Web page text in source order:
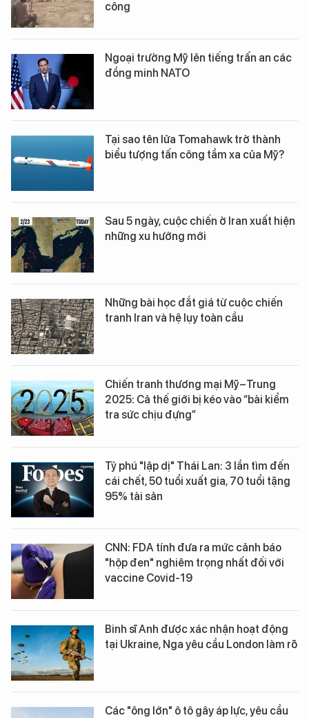
công
Ngoại trưởng Mỹ lên tiếng trấn an các
đồng minh NATO
Tại sao tên lửa Tomahawk trở thành
biểu tượng tấn công tầm xa của Mỹ?
Sau 5 ngày, cuộc chiến ở Iran xuất hiện
những xu hướng mới
Những bài học đắt giá từ cuộc chiến
tranh Iran và hệ lụy toàn cầu
Chiến tranh thương mại Mỹ–Trung
2025: Cả thế giới bị kéo vào “bài kiểm
tra sức chịu đựng”
Tỷ phú "lập dị" Thái Lan: 3 lần tìm đến
cái chết, 50 tuổi xuất gia, 70 tuổi tặng
95% tài sản
CNN: FDA tính đưa ra mức cảnh báo
"hộp đen" nghiêm trọng nhất đối với
vaccine Covid-19
Binh sĩ Anh được xác nhận hoạt động
tại Ukraine, Nga yêu cầu London làm rõ
Các "ông lớn" ô tô gây áp lực, yêu cầu